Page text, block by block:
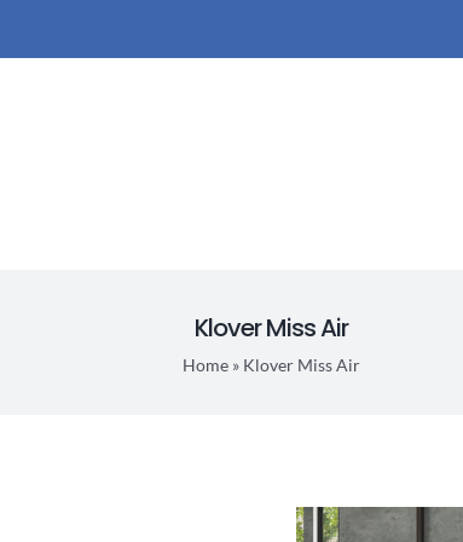
Klover Miss Air
Home» Klover Miss Air